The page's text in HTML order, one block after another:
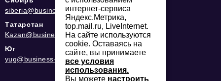
siberia@business-magazine.online
Татарстан
Kazan@business-magazine.online
Юг
yug@business-magazine.online
интернет-сервиса
Яндекс.Метрика,
top.mail.ru, LiveInternet.
На сайте используются
cookie. Оставаясь на
сайте, вы принимаете
все условия
использования.
Вы можете настроить